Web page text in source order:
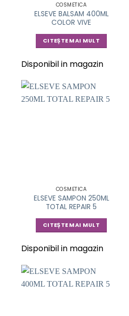
COSMETICA
ELSEVE BALSAM 400ML
COLOR VIVE
CITEȘTE MAI MULT
Disponibil in magazin
COSMETICA
ELSEVE SAMPON 250ML
TOTAL REPAIR 5
CITEȘTE MAI MULT
Disponibil in magazin